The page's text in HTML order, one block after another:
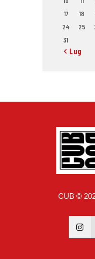
17
18
24
25
31
« Lug
CUB ©